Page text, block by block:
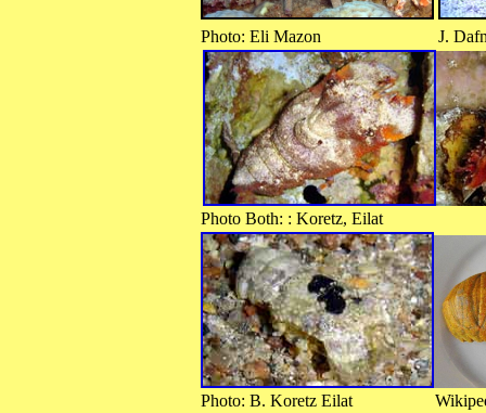
Photo: Eli Mazon J. Dafni
Photo Both: : Koretz, Eilat
Photo: B. Koretz Eilat Wikipedia